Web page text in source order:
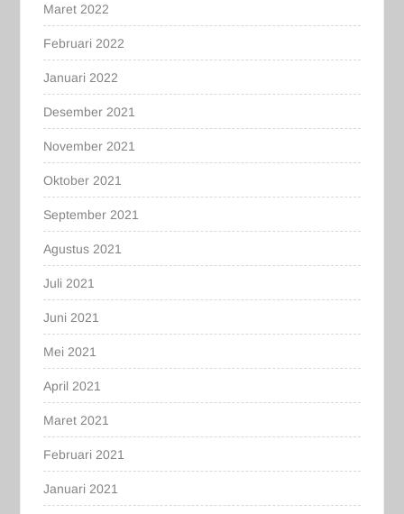
Maret 2022
Februari 2022
Januari 2022
Desember 2021
November 2021
Oktober 2021
September 2021
Agustus 2021
Juli 2021
Juni 2021
Mei 2021
April 2021
Maret 2021
Februari 2021
Januari 2021